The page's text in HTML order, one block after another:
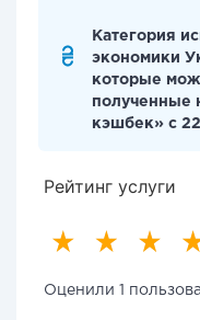
Категория
экономики
которые
полученные
кэшбек» с
Рейтинг услуги
Оценили 1